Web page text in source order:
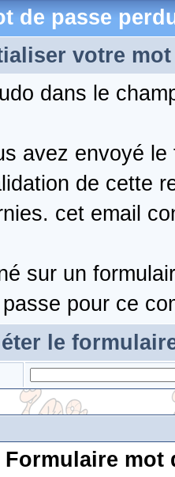
de passe
votre mot
dans le
avez envoyé
de cette
cet email
sur un
pour ce
le
Formulaire mot